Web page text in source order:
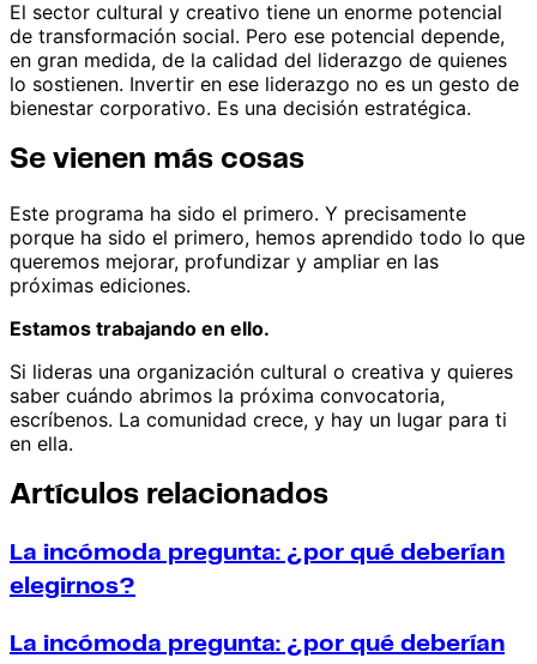
El sector cultural y creativo tiene un enorme potencial
de transformación social. Pero ese potencial depende,
en gran medida, de la calidad del liderazgo de quienes
lo sostienen. Invertir en ese liderazgo no es un gesto de
bienestar corporativo. Es una decisión estratégica.
Se vienen más cosas
Este programa ha sido el primero. Y precisamente
porque ha sido el primero, hemos aprendido todo lo que
queremos mejorar, profundizar y ampliar en las
próximas ediciones.
Estamos trabajando en ello.
Si lideras una organización cultural o creativa y quieres
saber cuándo abrimos la próxima convocatoria,
escríbenos. La comunidad crece, y hay un lugar para ti
en ella.
Artículos relacionados
La incómoda pregunta: ¿por qué deberían
elegirnos?
La incómoda pregunta: ¿por qué deberían